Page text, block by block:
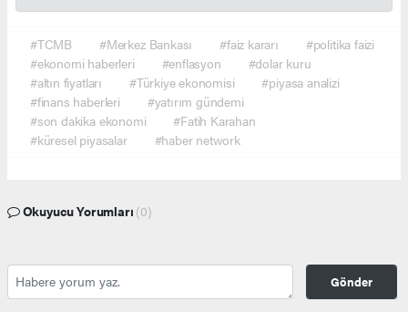
#TCMB #Merkez Bankası #faiz kararı
#politika faizi
#ekonomi haberleri
#enflasyon
#dolar kuru
#altın fiyatları
#Türkiye ekonomisi
#piyasa analizi
#finans haberleri
#yatırım gündemi
#son dakika ekonomi
#Fatih Karahan
#küresel piyasalar
#haber network
Okuyucu Yorumları (0)
Gönder